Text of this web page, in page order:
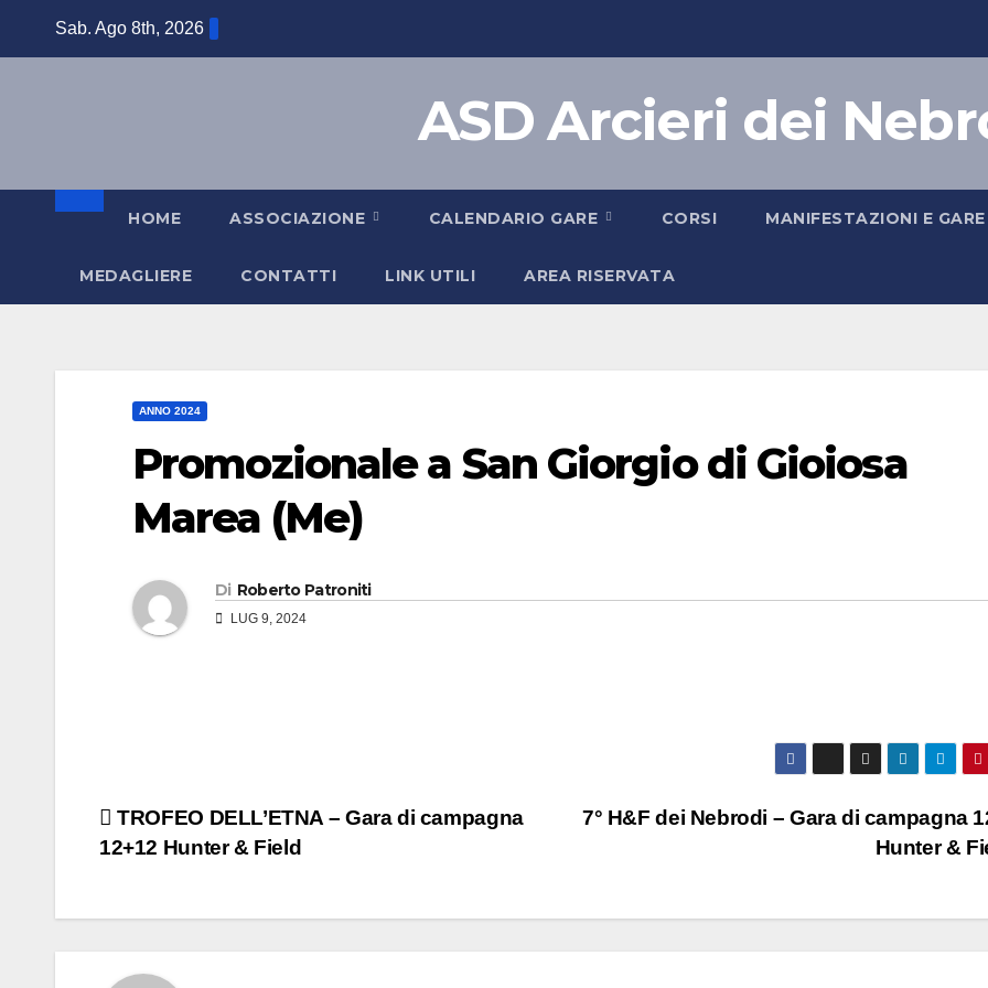
Sab. Ago 8th, 2026
ASD Arcieri dei
HOME ASSOCIAZIONE CALENDARIO GARE CORSI MANIFESTAZIONI E GARE
MEDAGLIERE CONTATTI LINK UTILI AREA RISERVATA
ANNO 2024
Promozionale a San Giorgio di Gioiosa
Marea (Me)
Di Roberto Patroniti
LUG 9, 2024
7° H&F dei Nebrodi – Gara di campagna
Hunter &
TROFEO DELL’ETNA – Gara di campagna
12+12 Hunter & Field